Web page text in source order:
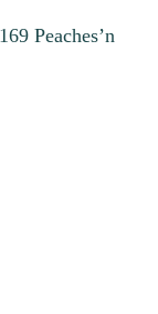
Peaches’n